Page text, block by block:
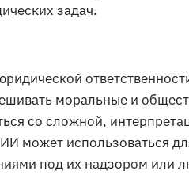
задач.
моральные и
со сложной,
может использоваться
под их надзором или